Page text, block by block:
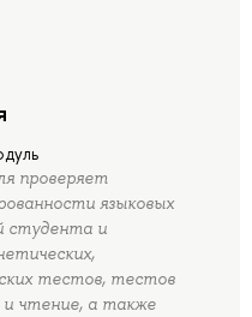
проверяет
языковых
студента и
тестов, тестов
и чтение, а также